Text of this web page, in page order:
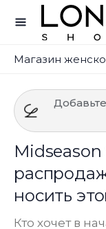
Магазин
Midseason
носить
Кто хочет в